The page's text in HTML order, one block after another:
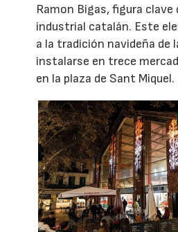
Ramon Bigas, figura clave
industrial catalán. Este
a la tradición navideña de
instalarse en trece
en la plaza de Sant Miquel.